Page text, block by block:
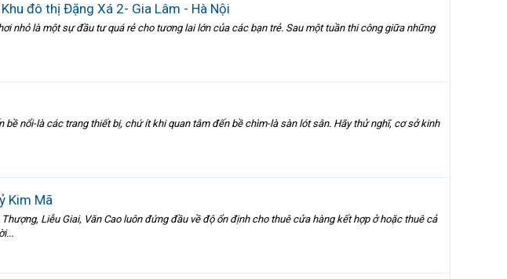
đô thị Đặng Xá 2- Gia Lâm - Hà Nội
nhỏ là một sự đầu tư quá rẻ cho tương lai lớn của các bạn trẻ. Sau một tuần thi công giữa những
nổi-là các trang thiết bị, chứ ít khi quan tâm đến bề chìm-là sàn lót sân. Hãy thử nghĩ, cơ sở kinh
Kim Mã
Liễu Giai, Văn Cao luôn đứng đầu về độ ổn định cho thuê cửa hàng kết hợp ở hoặc thuê cả